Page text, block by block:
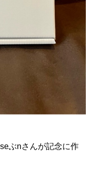
ぶnさんが記念に作